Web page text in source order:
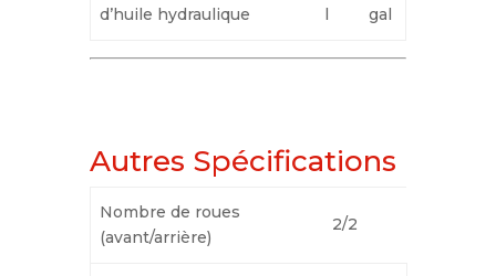
d’huile hydraulique
l
gal
Autres Spécifications
Nombre de roues
(avant/arrière)
2/2